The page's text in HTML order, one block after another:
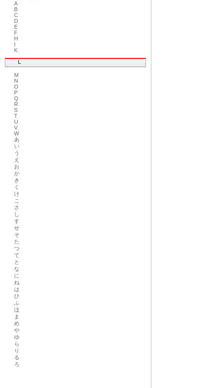
A
B
C
D
E
F
H
I
K
L
M
N
O
P
Q
R
S
T
U
V
W
あ
い
う
え
お
か
き
く
け
こ
さ
し
す
せ
そ
た
つ
て
と
な
に
ね
は
ひ
ふ
ほ
ま
め
や
ゆ
ら
り
る
ろ